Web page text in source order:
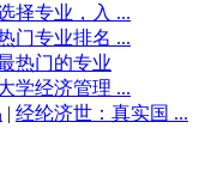
择专业，入 ...
门专业排名 ...
热门的专业
学经济管理 ...
| 经纶济世：真实国 ...